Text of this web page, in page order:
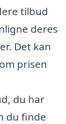
tilbud
deres
Det kan
prisen
du har
du finde